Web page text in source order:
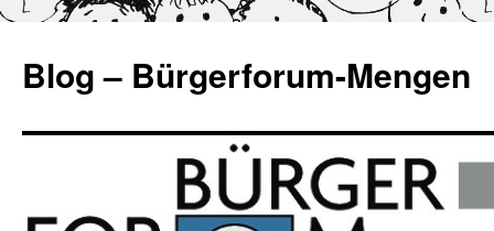
Blog – Bürgerforum-Mengen